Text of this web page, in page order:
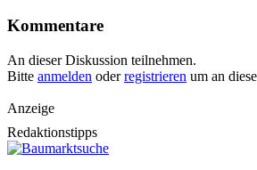
Kommentare
An dieser Diskussion teilnehmen.
Bitte anmelden oderregistrieren um an
Anzeige
Redaktionstipps